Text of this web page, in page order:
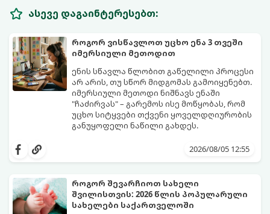
ასევე დაგაინტერესებთ:
როგორ ვისწავლოთ უცხო ენა 3 თვეში
იმერსიული მეთოდით
ენის სწავლა წლობით გაწელილი პროცესი
არ არის, თუ სწორ მიდგომას გამოიყენებთ.
იმერსიული მეთოდი ნიშნავს ენაში
"ჩაძირვას" – გარემოს ისე მოწყობას, რომ
უცხო სიტყვები თქვენი ყოველდღიურობის
განუყოფელი ნაწილი გახდეს.
3 თვეში მნიშვნელოვან პროგრესს
2026/08/05 12:55
როგორ შევარჩიოთ სახელი
შვილისთვის: 2026 წლის პოპულარული
სახელები საქართველოში